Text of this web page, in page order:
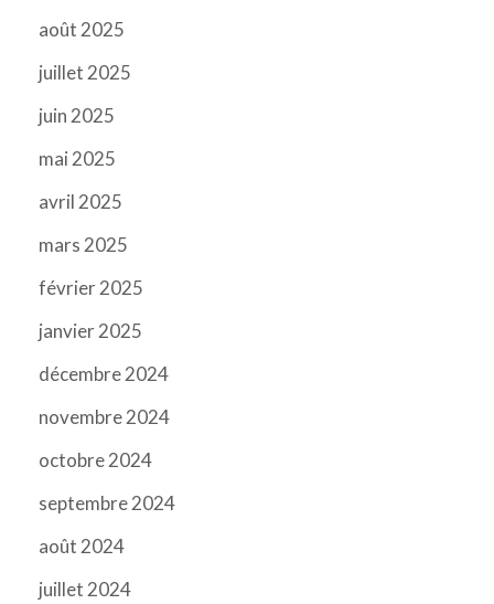
août 2025
juillet 2025
juin 2025
mai 2025
avril 2025
mars 2025
février 2025
janvier 2025
décembre 2024
novembre 2024
octobre 2024
septembre 2024
août 2024
juillet 2024